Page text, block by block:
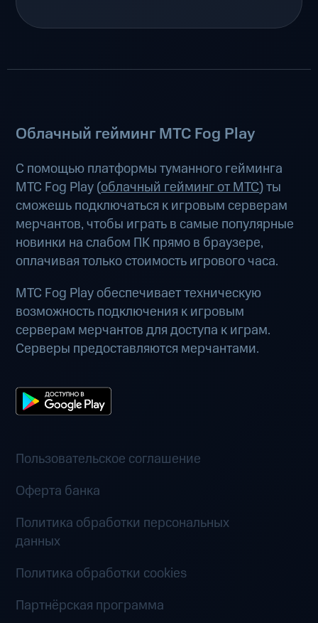
Облачный гейминг МТС Fog Play
С помощью платформы туманного гейминга
МТС Fog Play (облачный гейминг от МТС) ты
сможешь подключаться к игровым серверам
мерчантов, чтобы играть в самые популярные
новинки на слабом ПК прямо в браузере,
оплачивая только стоимость игрового часа.
МТС Fog Play обеспечивает техническую
возможность подключения к игровым
серверам мерчантов для доступа к играм.
Серверы предоставляются мерчантами.
Пользовательское соглашение
Оферта банка
Политика обработки персональных
данных
Политика обработки cookies
Партнёрская программа